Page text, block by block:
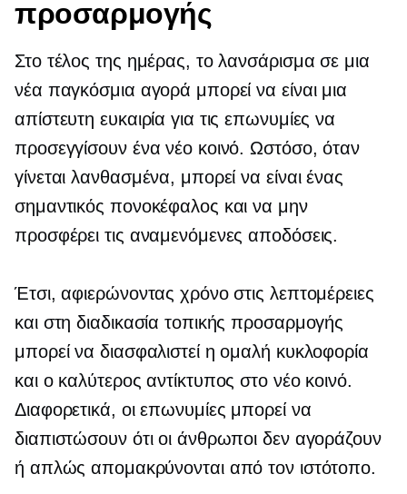
προσαρμογής
Στο τέλος της ημέρας, το λανσάρισμα σε μια
νέα παγκόσμια αγορά μπορεί να είναι μια
απίστευτη ευκαιρία για τις επωνυμίες να
προσεγγίσουν ένα νέο κοινό. Ωστόσο, όταν
γίνεται λανθασμένα, μπορεί να είναι ένας
σημαντικός πονοκέφαλος και να μην
προσφέρει τις αναμενόμενες αποδόσεις.
Έτσι, αφιερώνοντας χρόνο στις λεπτομέρειες
και στη διαδικασία τοπικής προσαρμογής
μπορεί να διασφαλιστεί η ομαλή κυκλοφορία
και ο καλύτερος αντίκτυπος στο νέο κοινό.
Διαφορετικά, οι επωνυμίες μπορεί να
διαπιστώσουν ότι οι άνθρωποι δεν αγοράζουν
ή απλώς απομακρύνονται από τον ιστότοπο.